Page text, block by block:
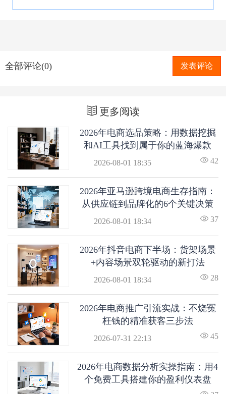
全部评论(0) 发表评论
更多阅读
2026年电商选品策略：用数据挖掘
和AI工具找到属于你的蓝海爆款
2026-08-01 18:35 42
2026年亚马逊跨境电商生存指南：
从供应链到品牌化的6个关键决策
2026-08-01 18:34 37
2026年抖音电商下半场：货架场景
+内容场景双轮驱动的新打法
2026-08-01 18:34 28
2026年电商推广引流实战：不烧冤
枉钱的精准获客三步法
2026-07-31 22:13 45
2026年电商数据分析实操指南：用4
个免费工具搭建你的盈利仪表盘